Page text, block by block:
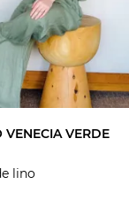
VENECIA VERDE
lino